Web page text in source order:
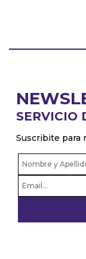
SERVICIO
Suscribite para